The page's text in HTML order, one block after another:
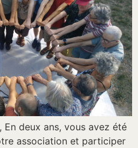
En deux ans, vous avez été
association et participer